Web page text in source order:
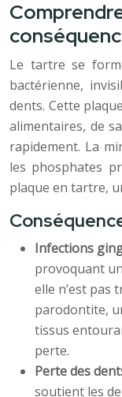
Le tartre se
bactérienne,
dents. Cette
alimentaires, de
rapidement. La
les phosphates
plaque en tartre,
Infections
provoquant
elle n’est pas
parodontite,
tissus
perte.
Perte des
soutient les